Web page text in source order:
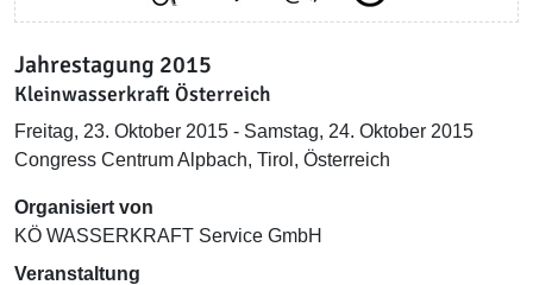
Jahrestagung 2015
Kleinwasserkraft Österreich
Freitag, 23. Oktober 2015 - Samstag, 24. Oktober 2015
Congress Centrum Alpbach, Tirol, Österreich
Organisiert von
KÖ WASSERKRAFT Service GmbH
Veranstaltung